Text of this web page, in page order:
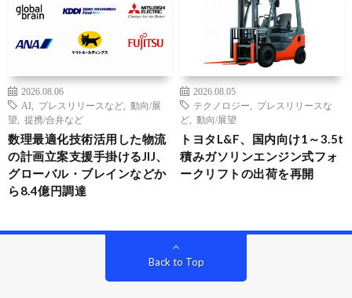
2026.08.06
AI
プレスリリースなど
動向/展
望
提携/合弁など
数理最適化技術活用した物流
の計画立案支援手掛けるJIJ、
グローバル・ブレインなどか
ら8.4億円調達
2026.08.05
テクノロジー
プレスリリースな
ど
動向/展望
トヨタL&F、国内向け1～3.5t
積みガソリンエンジン式フォ
ークリフトの出荷を再開
Back to Top